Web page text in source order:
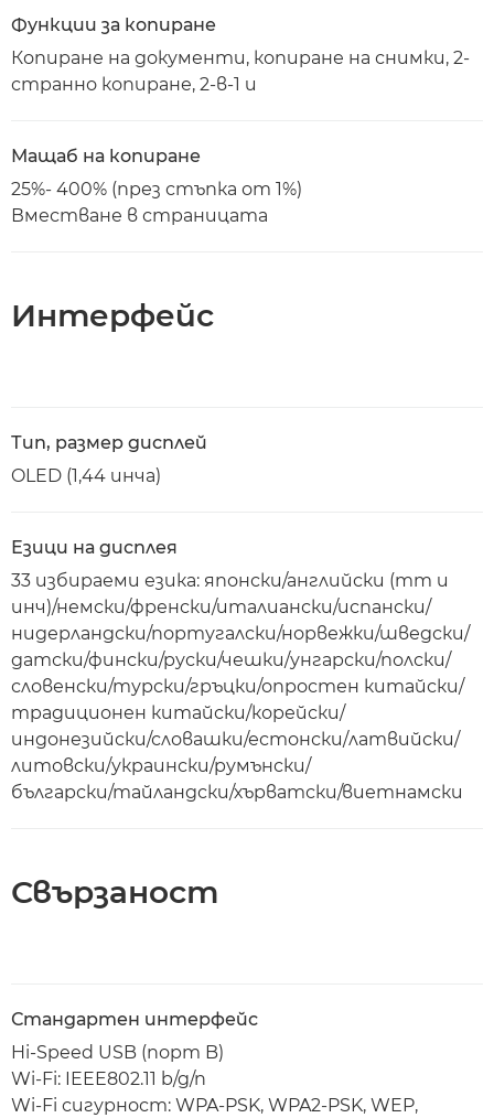
Функции за копиране
Копиране на документи, копиране на снимки, 2-
странно копиране, 2-в-1 и
Мащаб на копиране
25%- 400% (през стъпка от 1%)
Вместване в страницата
Интерфейс
Тип, размер дисплей
OLED (1,44 инча)
Езици на дисплея
33 избираеми езика: японски/английски (mm и
инч)/немски/френски/италиански/испански/
нидерландски/португалски/норвежки/шведски/
датски/фински/руски/чешки/унгарски/полски/
словенски/турски/гръцки/опростен китайски/
традиционен китайски/корейски/
индонезийски/словашки/естонски/латвийски/
литовски/украински/румънски/
български/тайландски/хърватски/виетнамски
Свързаност
Стандартен интерфейс
Hi-Speed USB (порт B)
Wi-Fi: IEEE802.11 b/g/n
Wi-Fi сигурност: WPA-PSK, WPA2-PSK, WEP,